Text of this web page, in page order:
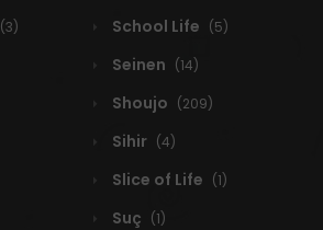
(3) School Life (5)
Seinen (14)
Shoujo (209)
Sihir (4)
Slice of Life (1)
Suç (1)